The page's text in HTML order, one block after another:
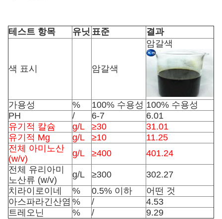
테스트 항목 유닛 표준 결과
색 표시 암갈색
암갈색
가용성 % 100% 수용성 100% 수용성
PH
/ 6-7
6.01
유기적 칼슘
g/L ≥30
31.01
유기적 Mg
g/L ≥10
11.25
전체 아미노산
(w/v)
g/L ≥400
401.24
전체 유리아미
노산류 (w/v)
g/L ≥300
302.27
치라이로이네
% 0.5% 이하
어떤 것
아스파라긴산염 % /
4.53
트레오닌
% / 9.29